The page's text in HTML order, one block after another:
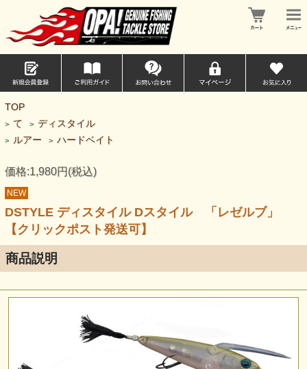
TOP
> て > ディスタイル
> ルアー > ハードベイト
価格:1,980円(税込)
NEW
DSTYLE ディスタイル Dスタイル 「レゼルブ」
【クリックポスト発送可】
商品説明